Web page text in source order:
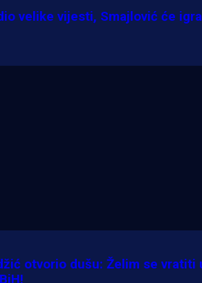
u Bundesligu? Dva
velike vijesti, Smajlović će
otvorio dušu: Želim se vratiti